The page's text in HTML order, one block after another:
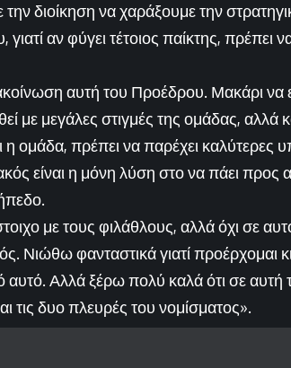
διοίκηση να χαράξουμε την
αν φύγει τέτοιος παίκτης, πρέπει
αυτή του Προέδρου. Μακάρι να
με μεγάλες στιγμές της ομάδας, αλλά
ομάδα, πρέπει να παρέχει καλύτερες
είναι η μόνη λύση στο να πάει προς
με τους φιλάθλους, αλλά όχι σε
Νιώθω φανταστικά γιατί προέρχομαι
αυτό. Αλλά ξέρω πολύ καλά ότι σε αυτή
τις δυο πλευρές του νομίσματος».